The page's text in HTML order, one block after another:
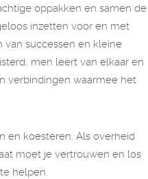
oppakken en samen de
inzetten voor en met
van successen en kleine
men leert van elkaar en
verbindingen waarmee het
en koesteren. Als overheid
moet je vertrouwen en los
helpen.